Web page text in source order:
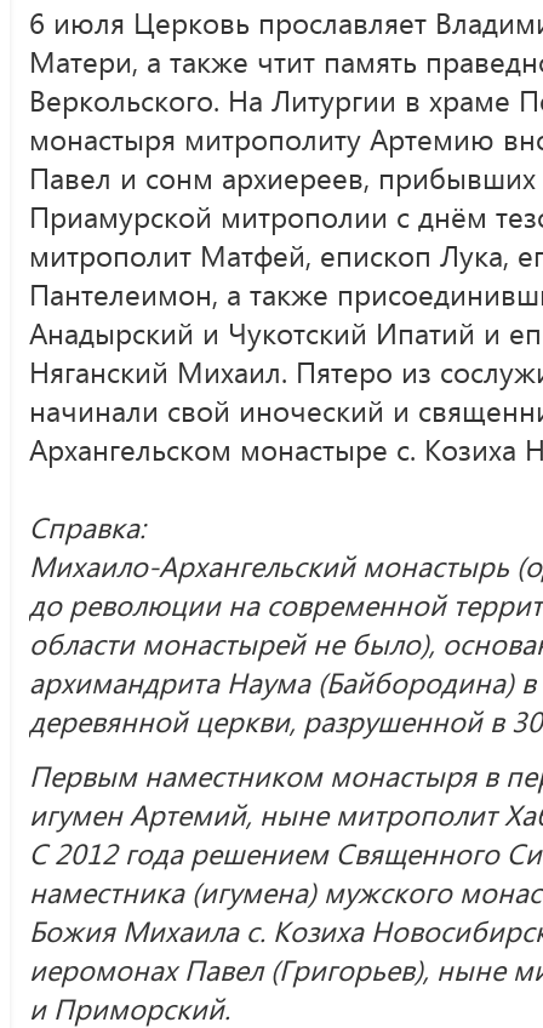
6 июля Церковь прославляет
Матери, а также чтит память
Веркольского. На Литургии в храме
монастыря митрополиту Артемию
Павел и сонм архиереев, прибывших
Приамурской митрополии с днём
митрополит Матфей, епископ Лука,
Пантелеимон, а также
Анадырский и Чукотский Ипатий и
Няганский Михаил. Пятеро из
начинали свой иноческий и
Архангельском монастыре с. Козиха
Справка:
Михаило-Архангельский монастырь
до революции на современной
области монастырей не было),
архимандрита Наума (Байбородина)
деревянной церкви, разрушенной в
Первым наместником монастыря в
игумен Артемий, ныне митрополит
С 2012 года решением Священного
наместника (игумена) мужского
Божия Михаила с. Козиха
иеромонах Павел (Григорьев), ныне
и Приморский.